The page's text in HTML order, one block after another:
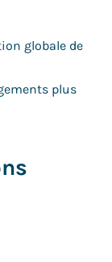
globale de
plus